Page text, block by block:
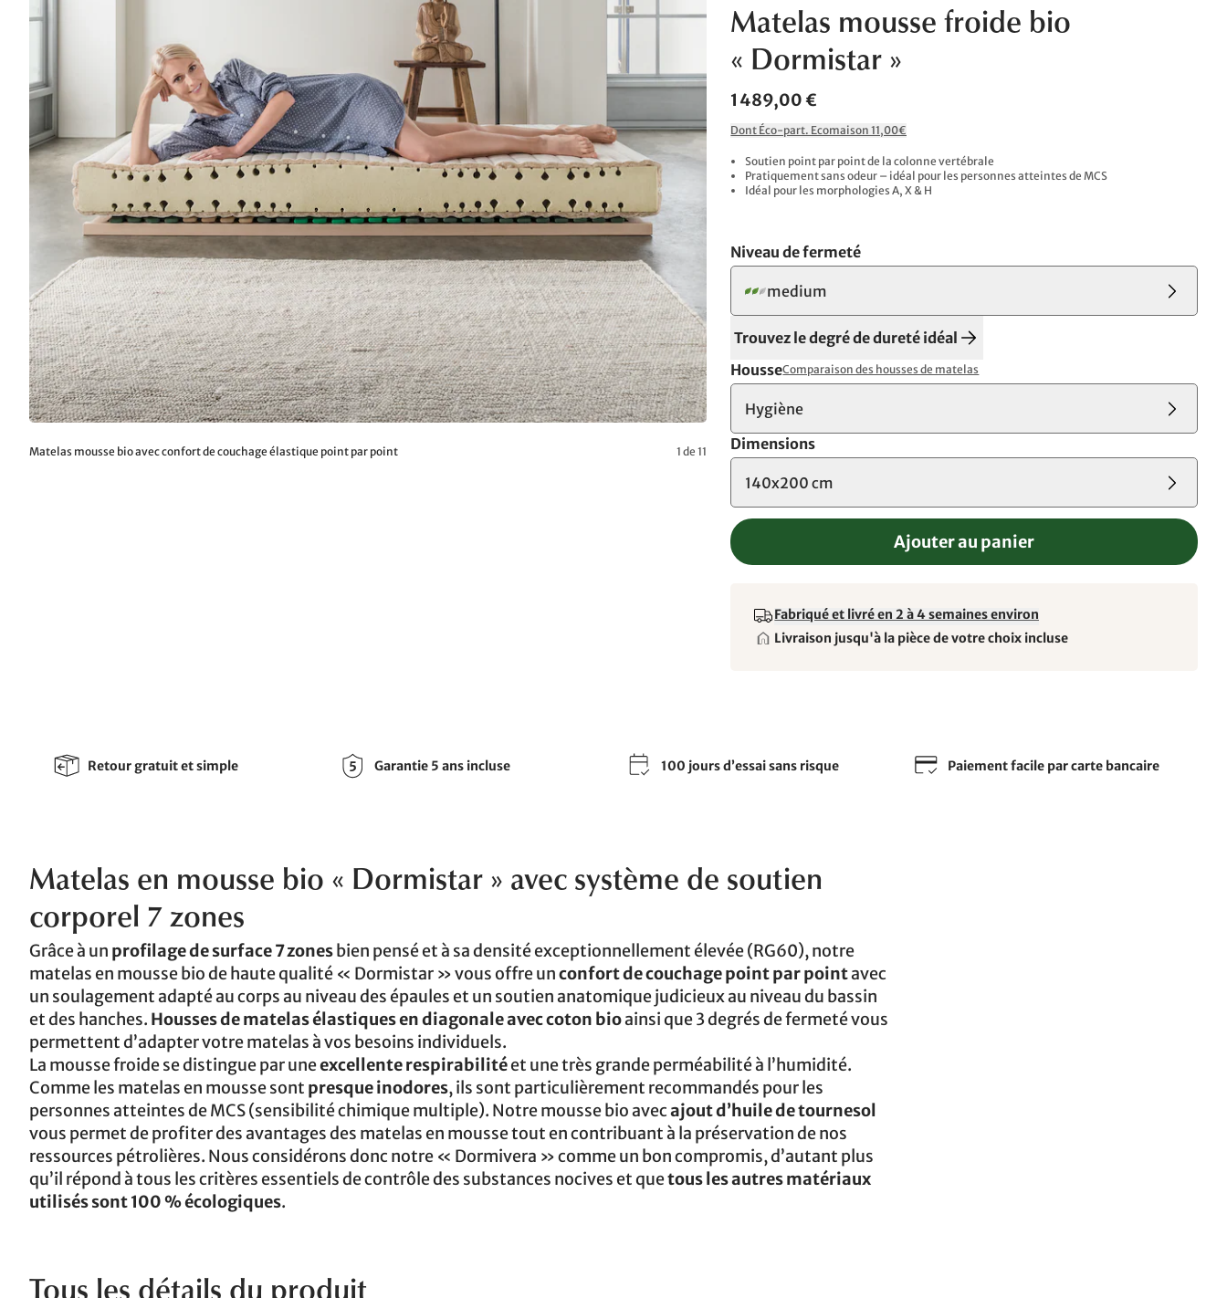
Matelas mousse bio avec confort de couchage élastique point par point 1 de 11
Matelas mousse froide bio
« Dormistar »
1 489,00 €
Dont Éco-part. Ecomaison 11,00€
Soutien point par point de la colonne vertébrale
Pratiquement sans odeur – idéal pour les personnes atteintes de MCS
Idéal pour les morphologies A, X & H
Niveau de fermeté
medium
Trouvez le degré de dureté idéal
HousseComparaison des housses de matelas
Hygiène
Dimensions
140x200 cm
Ajouter au panier
Fabriqué et livré en 2 à 4 semaines environ
Livraison jusqu'à la pièce de votre choix incluse
Retour gratuit et simple Garantie 5 ans incluse 100 jours d’essai sans risque Paiement facile par carte bancaire
Matelas en mousse bio « Dormistar » avec système de soutien
corporel 7 zones
Grâce à un profilage de surface 7 zonesbien pensé et à sa densité exceptionnellement élevée (RG60), notre
matelas en mousse bio de haute qualité « Dormistar » vous offre unconfort de couchage point par pointavec
un soulagement adapté au corps au niveau des épaules et un soutien anatomique judicieux au niveau du bassin
et des hanches. Housses de matelas élastiques en diagonale avec coton bioainsi que 3 degrés de fermeté vous
permettent d’adapter votre matelas à vos besoins individuels.
La mousse froide se distingue par uneexcellente respirabilitéet une très grande perméabilité à l’humidité.
Comme les matelas en mousse sont presque inodores, ils sont particulièrement recommandés pour les
personnes atteintes de MCS (sensibilité chimique multiple). Notre mousse bio avecajout d’huile de tournesol
vous permet de profiter des avantages des matelas en mousse tout en contribuant à la préservation de nos
ressources pétrolières. Nous considérons donc notre « Dormivera » comme un bon compromis, d’autant plus
qu’il répond à tous les critères essentiels de contrôle des substances nocives et quetous les autres matériaux
utilisés sont 100 % écologiques.